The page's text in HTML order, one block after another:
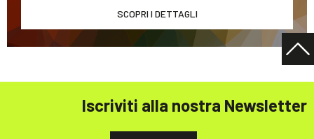
SCOPRI I DETTAGLI
Iscriviti alla nostra Newsletter